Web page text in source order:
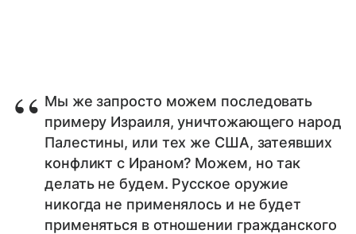
Мы же запросто можем последовать
примеру Израиля, уничтожающего народ
Палестины, или тех же США, затеявших
конфликт с Ираном? Можем, но так
делать не будем. Русское оружие
никогда не применялось и не будет
применяться в отношении гражданского